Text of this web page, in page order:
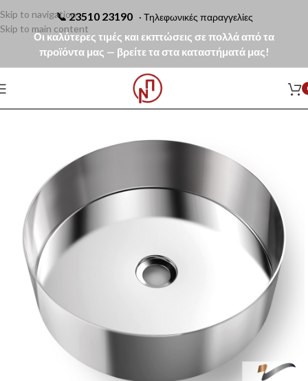
📞23510 23190 · Τηλεφωνικές παραγγελίες
Οι καλύτερες τιμές και εκπτώσεις σε πολλά από τα
προϊόντα μας — βρείτε τα στα καταστήματά μας!
Skip to navigation
Skip to main content